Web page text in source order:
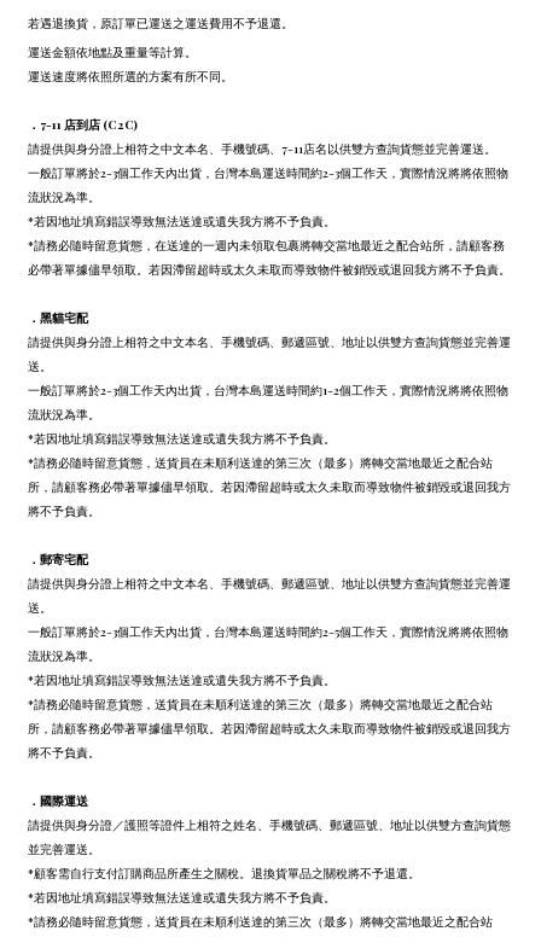
若遇退換貨，原訂單已運送之運送費用不予退還。
運送金額依地點及重量等計算。
運送速度將依照所選的方案有所不同。
．7-11 店到店 (C2C)
請提供與身分證上相符之中文本名、手機號碼、7-11店名以供雙方查詢貨態並完善運送。
一般訂單將於2-3個工作天內出貨，台灣本島運送時間約2-3個工作天，實際情況將將依照物
流狀況為準。
*若因地址填寫錯誤導致無法送達或遺失我方將不予負責。
*請務必隨時留意貨態，在送達的一週內未領取包裹將轉交當地最近之配合站所，請顧客務
必帶著單據儘早領取。若因滯留超時或太久未取而導致物件被銷毀或退回我方將不予負責。
． 黑貓宅配
請提供與身分證上相符之中文本名、手機號碼、郵遞區號、地址以供雙方查詢貨態並完善運
送。
一般訂單將於2-3個工作天內出貨，台灣本島運送時間約1-2個工作天，實際情況將將依照物
流狀況為準。
*若因地址填寫錯誤導致無法送達或遺失我方將不予負責。
*請務必隨時留意貨態，送貨員在未順利送達的第三次（最多）將轉交當地最近之配合站
所，請顧客務必帶著單據儘早領取。若因滯留超時或太久未取而導致物件被銷毀或退回我方
將不予負責。
． 郵寄宅配
請提供與身分證上相符之中文本名、手機號碼、郵遞區號、地址以供雙方查詢貨態並完善運
送。
一般訂單將於2-3個工作天內出貨，台灣本島運送時間約2-5個工作天，實際情況將將依照物
流狀況為準。
*若因地址填寫錯誤導致無法送達或遺失我方將不予負責。
*請務必隨時留意貨態，送貨員在未順利送達的第三次（最多）將轉交當地最近之配合站
所，請顧客務必帶著單據儘早領取。若因滯留超時或太久未取而導致物件被銷毀或退回我方
將不予負責。
． 國際運送
請提供與身分證／護照等證件上相符之姓名、手機號碼、郵遞區號、地址以供雙方查詢貨態
並完善運送。
*顧客需自行支付訂購商品所產生之關稅。退換貨單品之關稅將不予退還。
*若因地址填寫錯誤導致無法送達或遺失我方將不予負責。
*請務必隨時留意貨態，送貨員在未順利送達的第三次（最多）將轉交當地最近之配合站